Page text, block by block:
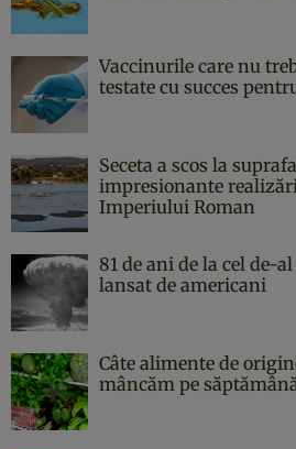
Vaccinurile care nu
testate cu succes
Seceta a scos la
impresionante
Imperiului Roman
81 de ani de la cel de-
lansat de americani
Câte alimente de
mâncăm pe